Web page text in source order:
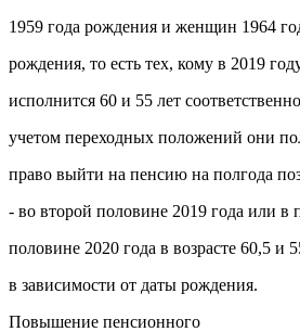
1959 года рождения и женщин 1964
рождения, то есть тех, кому в 2019
исполнится 60 и 55 лет
учетом переходных положений они
право выйти на пенсию на полгода
- во второй половине 2019 года или в
половине 2020 года в возрасте 60,5 и
в зависимости от даты рождения.
Повышение пенсионного